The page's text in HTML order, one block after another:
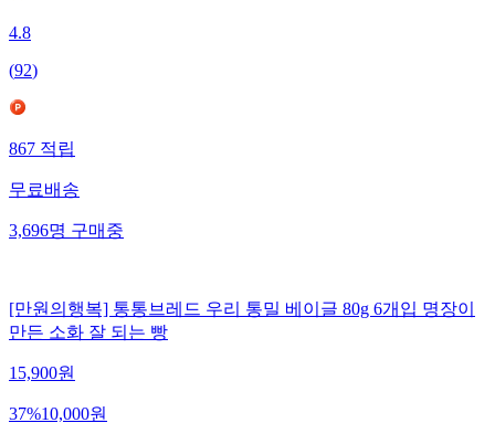
4.8
(92)
867 적립
무료배송
3,696명 구매중
[만원의행복] 통통브레드 우리 통밀 베이글 80g 6개입 명장이
만든 소화 잘 되는 빵
15,900원
37%10,000원